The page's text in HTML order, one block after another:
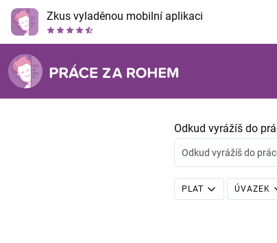
Zkus vyladěnou mobilní aplikaci
Odkud vyrážíš do
Odkud vyrážíš do
PLAT ÚVAZEK